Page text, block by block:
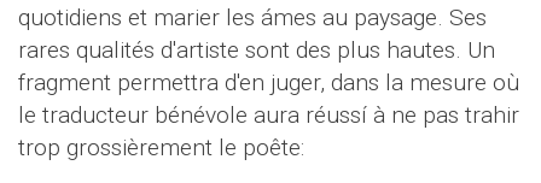
quotidiens et marier les ámes au paysage. Ses
rares qualités d'artiste sont des plus hautes. Un
fragment permettra d'en juger, dans la mesure où
le traducteur bénévole aura réussí à ne pas trahir
trop grossièrement le poête: